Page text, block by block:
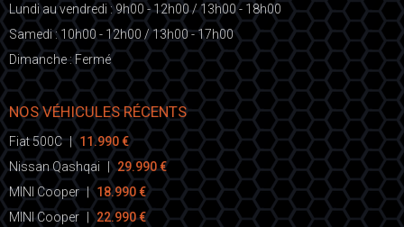
Lundi au vendredi : 9h00 - 12h00 / 13h00 - 18h00
Samedi : 10h00 - 12h00 / 13h00 - 17h00
Dimanche : Fermé
NOS VÉHICULES RÉCENTS
Fiat 500C | 11.990 €
Nissan Qashqai
| 29.990 €
MINI Cooper | 18.990 €
MINI Cooper | 22.990 €